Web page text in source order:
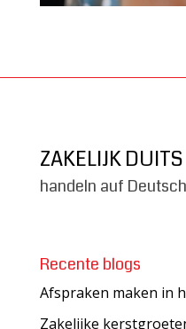
ZAKELIJK DUITS
handeln auf Deutsch
Recente blogs
Afspraken maken in
Zakelijke